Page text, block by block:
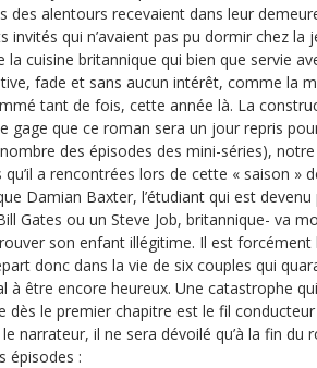
des alentours recevaient dans leur
invités qui n’avaient pas pu dormir chez la
la cuisine britannique qui bien que servie
fade et sans aucun intérêt, comme la
tant de fois, cette année là. La
gage que ce roman sera un jour repris
des épisodes des mini-séries),
a rencontrées lors de cette « saison »
Damian Baxter, l’étudiant qui est
Gates ou un Steve Job, britannique- va
son enfant illégitime. Il est forcément
donc dans la vie de six couples qui
à être encore heureux. Une catastrophe
dès le premier chapitre est le fil
narrateur, il ne sera dévoilé qu’à la fin du
épisodes :